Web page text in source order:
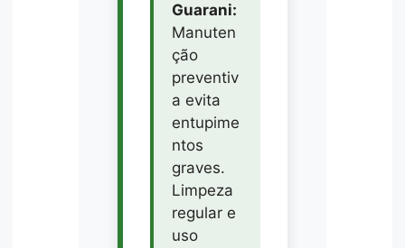
Guarani:
Manuten
ção
preventiv
a evita
entupime
ntos
graves.
Limpeza
regular e
uso